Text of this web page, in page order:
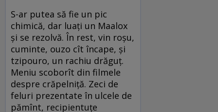
S-ar putea să fie un pic
chimică, dar luaţi un Maalox
şi se rezolvă. În rest, vin roşu,
cuminte, ouzo cît încape, şi
tzipouro, un rachiu drăguţ.
Meniu scoborît din filmele
despre crăpelniţă. Zeci de
feluri prezentate în ulcele de
pămînt, recipientuţe